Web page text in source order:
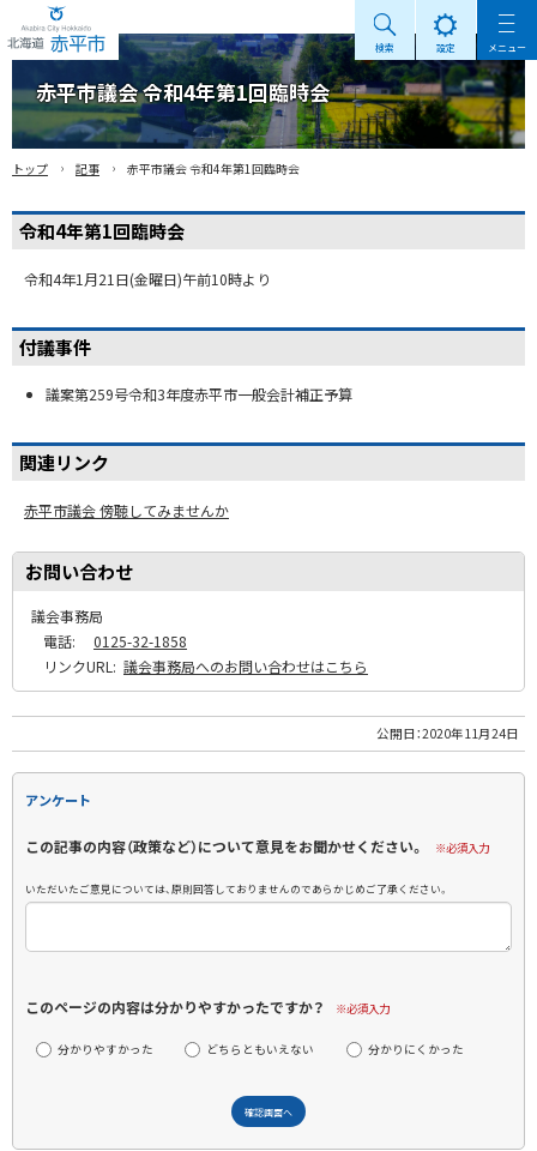
Akabira City Hokkaido 北海道 赤平市
検索 設定 メニュー
赤平市議会 令和4年第1回臨時会
トップ › 記事 › 赤平市議会 令和4年第1回臨時会
令和4年第1回臨時会
令和4年1月21日(金曜日)午前10時より
付議事件
議案第259号令和3年度赤平市一般会計補正予算
関連リンク
赤平市議会 傍聴してみませんか
お問い合わせ
議会事務局
電話:
0125-32-1858
リンクURL: 議会事務局へのお問い合わせはこちら
公開日：2020年11月24日
アンケート
この記事の内容（政策など）について意見をお聞かせください。 ※必須入力
いただいたご意見については、原則回答しておりませんのであらかじめご了承ください。
このページの内容は分かりやすかったですか？ ※必須入力
分かりやすかった どちらともいえない 分かりにくかった